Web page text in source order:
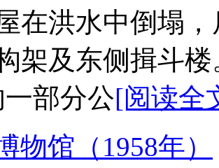
在洪水中倒塌
架及东侧揖斗
一部分公[阅读全
物馆（1958年）